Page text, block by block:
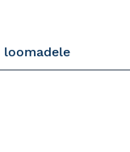
loomadele